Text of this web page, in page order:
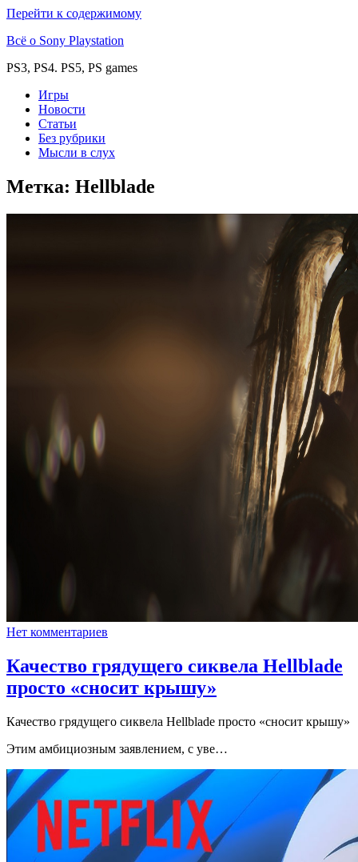
Перейти к содержимому
Всё о Sony Playstation
PS3, PS4. PS5, PS games
Игры
Новости
Статьи
Без рубрики
Мысли в слух
Метка: Hellblade
Нет комментариев
Качество грядущего сиквела Hellblade
просто «сносит крышу»
Качество грядущего сиквела Hellblade просто «сносит крышу»
Этим амбициозным заявлением, с уве…